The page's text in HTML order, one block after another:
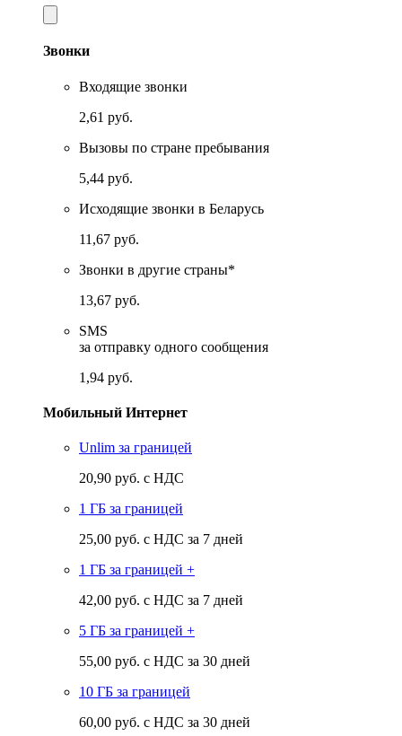
Звонки
Входящие звонки
2,61 руб.
Вызовы по стране пребывания
5,44 руб.
Исходящие звонки в Беларусь
11,67 руб.
Звонки в другие страны*
13,67 руб.
SMS
за отправку одного сообщения
1,94 руб.
Мобильный Интернет
Unlim за границей
20,90 руб. с НДС
1 ГБ за границей
25,00 руб. с НДС за 7 дней
1 ГБ за границей +
42,00 руб. с НДС за 7 дней
5 ГБ за границей +
55,00 руб. с НДС за 30 дней
10 ГБ за границей
60,00 руб. с НДС за 30 дней